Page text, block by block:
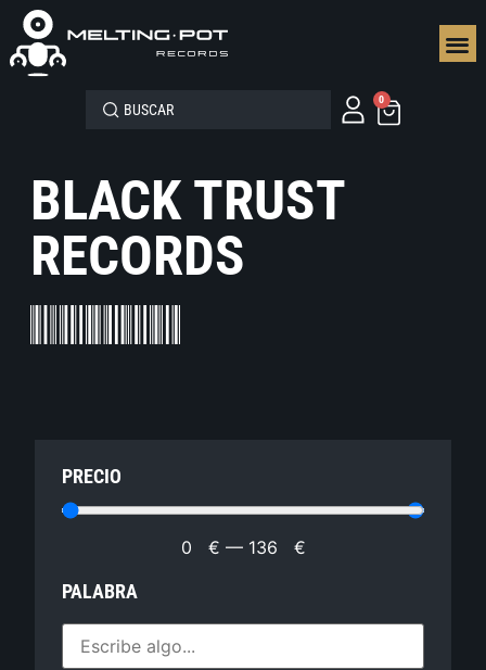
0
BLACK TRUST
RECORDS
PRECIO
0 € — 136 €
PALABRA